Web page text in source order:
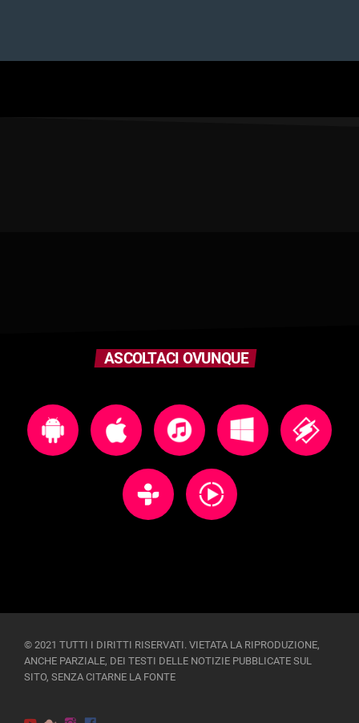
ASCOLTACI OVUNQUE
© 2021 TUTTI I DIRITTI RISERVATI. VIETATA LA RIPRODUZIONE,
ANCHE PARZIALE, DEI TESTI DELLE NOTIZIE PUBBLICATE SUL
SITO, SENZA CITARNE LA FONTE